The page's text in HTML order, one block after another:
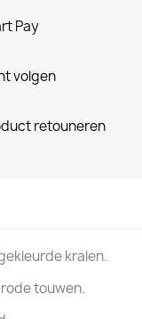
Pay
volgen
retouneren
kralen.
touwen.